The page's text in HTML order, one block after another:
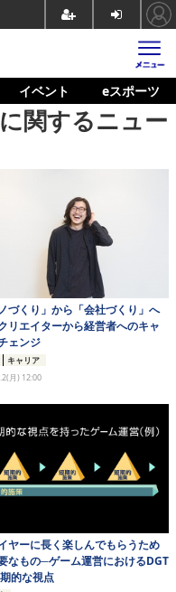
イベント eスポーツ
関するニュー
ノづくり」から「会社づくり」へ
リエイターから経営者へのキャ
ェンジ
キャリア
月) 12:00
ヤーに長く楽しんでもらうため
なもの─ゲーム運営におけるDGT
的な視点